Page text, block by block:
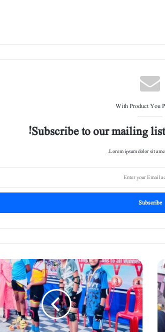
With Product You
Subscribe to our mailing
Lorem ipsum dolor sit
ا
س
ک
ی
ٹ
ن
گ